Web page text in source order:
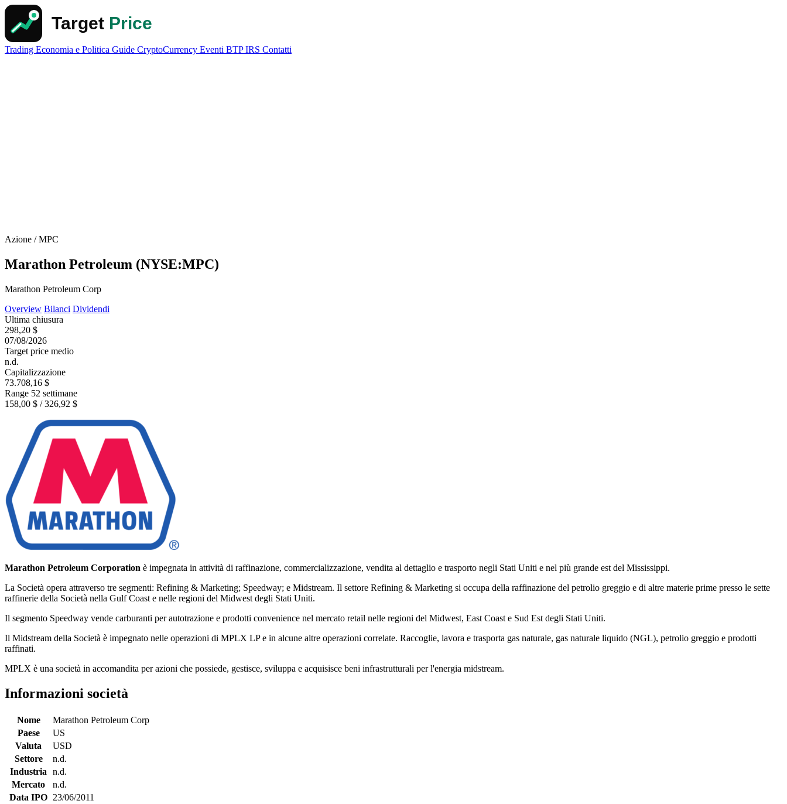
Trading Economia e Politica Guide CryptoCurrency Eventi BTPIRS Contatti
Azione / MPC
Marathon Petroleum (NYSE:MPC)
Marathon Petroleum Corp
Overview Bilanci Dividendi
Ultima chiusura
298,20 $
07/08/2026
Target price medio
n.d.
Capitalizzazione
73.708,16 $
Range 52 settimane
158,00 $ / 326,92 $
Marathon Petroleum Corporation è impegnata in attività di raffinazione, commercializzazione, vendita al dettaglio e trasporto negli Stati Uniti e nel più grande est del Mississippi.
La Società opera attraverso tre segmenti: Refining & Marketing; Speedway; e Midstream. Il settore Refining & Marketing si occupa della raffinazione del petrolio greggio e di altre materie prime presso le sette
raffinerie della Società nella Gulf Coast e nelle regioni del Midwest degli Stati Uniti.
Il segmento Speedway vende carburanti per autotrazione e prodotti convenience nel mercato retail nelle regioni del Midwest, East Coast e Sud Est degli Stati Uniti.
Il Midstream della Società è impegnato nelle operazioni di MPLX LP e in alcune altre operazioni correlate. Raccoglie, lavora e trasporta gas naturale, gas naturale liquido (NGL), petrolio greggio e prodotti
raffinati.
MPLX è una società in accomandita per azioni che possiede, gestisce, sviluppa e acquisisce beni infrastrutturali per l'energia midstream.
Informazioni società
Nome
Marathon Petroleum Corp
Paese
US
Valuta
USD
Settore
n.d.
Industria
n.d.
Mercato
n.d.
Data IPO 23/06/2011